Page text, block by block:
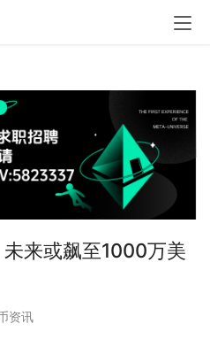
来或飙至1000万美
资讯